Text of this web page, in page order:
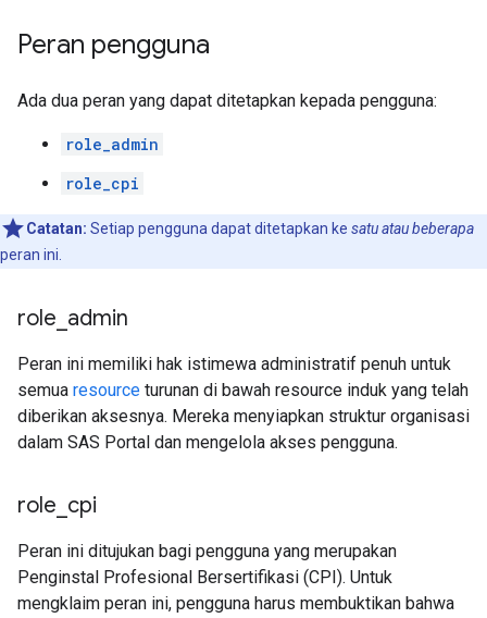
Peran pengguna
Ada dua peran yang dapat ditetapkan kepada pengguna:
role_admin
role_cpi
Catatan: Setiap pengguna dapat ditetapkan ke satu atau beberapa
peran ini.
role admin
Peran ini memiliki hak istimewa administratif penuh untuk
semua resource turunan di bawah resource induk yang telah
diberikan aksesnya. Mereka menyiapkan struktur organisasi
dalam SAS Portal dan mengelola akses pengguna.
role cpi
Peran ini ditujukan bagi pengguna yang merupakan
Penginstal Profesional Bersertifikasi (CPI). Untuk
mengklaim peran ini, pengguna harus membuktikan bahwa